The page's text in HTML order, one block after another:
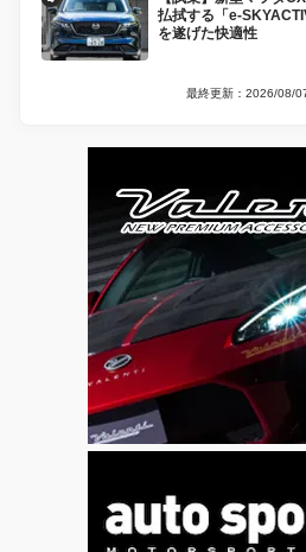
払拭する「e-
を遂げた快適性
最終更新：2026/08/